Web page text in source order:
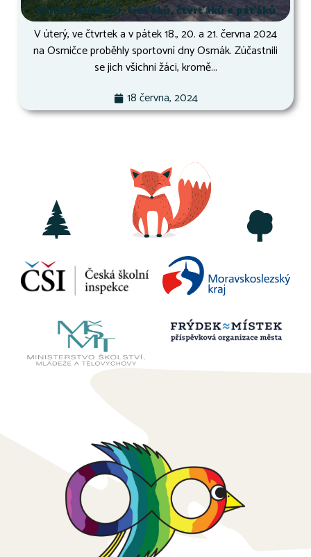
Osmák druháků, třeťáků, čtvrťáků a páťáků
V úterý, ve čtvrtek a v pátek 18., 20. a 21. června 2024
na Osmičce proběhly sportovní dny Osmák. Zúčastnili
se jich všichni žáci, kromě...
18 června, 2024